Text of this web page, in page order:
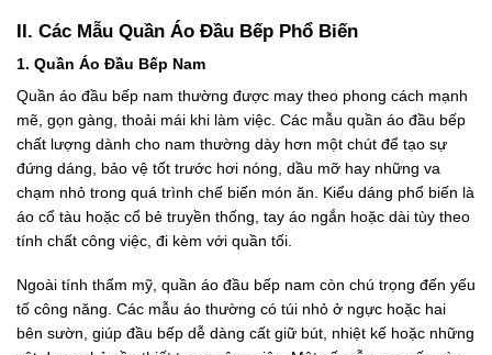
II. Các Mẫu Quần Áo Đầu Bếp Phổ Biến
1. Quần Áo Đầu Bếp Nam
Quần áo đầu bếp nam thường được may theo phong cách mạnh
mẽ, gọn gàng, thoải mái khi làm việc. Các mẫu quần áo đầu bếp
chất lượng dành cho nam thường dày hơn một chút để tạo sự
đứng dáng, bảo vệ tốt trước hơi nóng, dầu mỡ hay những va
chạm nhỏ trong quá trình chế biến món ăn. Kiểu dáng phổ biến là
áo cổ tàu hoặc cổ bẻ truyền thống, tay áo ngắn hoặc dài tùy theo
tính chất công việc, đi kèm với quần tối.
Ngoài tính thẩm mỹ, quần áo đầu bếp nam còn chú trọng đến yếu
tố công năng. Các mẫu áo thường có túi nhỏ ở ngực hoặc hai
bên sườn, giúp đầu bếp dễ dàng cất giữ bút, nhiệt kế hoặc những